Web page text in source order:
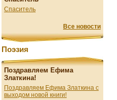
Спаситель
Все новости
Поэзия
Поздравляем Ефима
Златкина!
Поздравляем Ефима Златкина с
выходом новой книги!